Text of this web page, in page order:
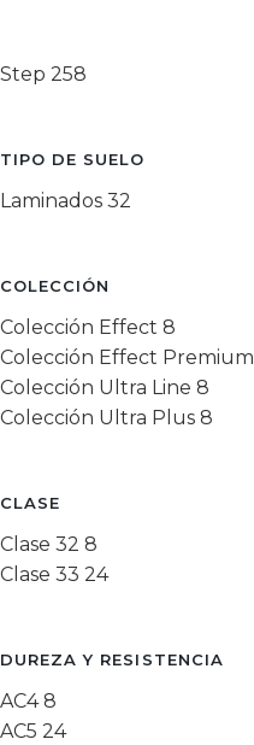
Step 258
TIPO DE SUELO
Laminados 32
COLECCIÓN
Colección Effect 8
Colección Effect Premium
Colección Ultra Line 8
Colección Ultra Plus 8
CLASE
Clase 32 8
Clase 33 24
DUREZA Y RESISTENCIA
AC4 8
AC5 24